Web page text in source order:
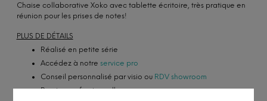
Chaise collaborative Xoko avec tablette écritoire, très pratique en
réunion pour les prises de notes!
PLUS DE DÉTAILS
Réalisé en petite série
Accédez à notre service pro
Conseil personnalisé par visio ou RDV showroom
Remise professionnelle